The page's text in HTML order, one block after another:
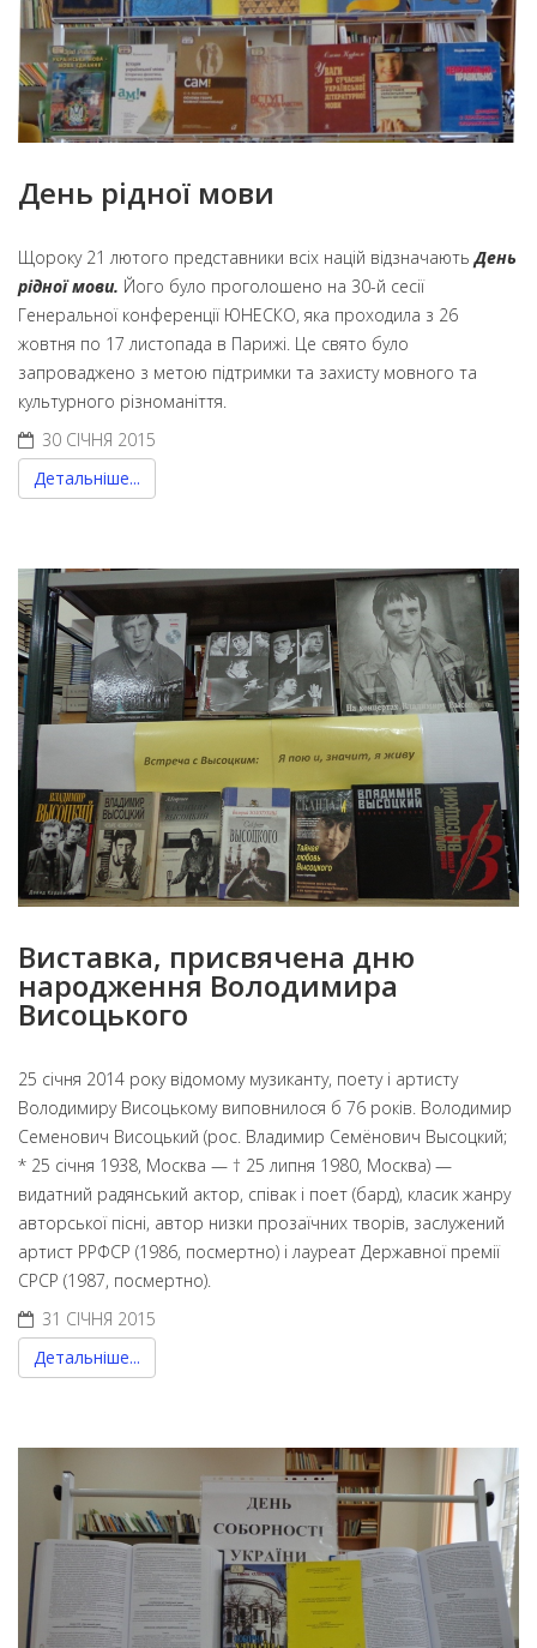
День рідної мови
Щороку 21 лютого представники всіх націй відзначаютьДень
рідної мови. Його було проголошено на 30-й сесії
Генеральної конференції ЮНЕСКО, яка проходила з 26
жовтня по 17 листопада в Парижі. Це свято було
запроваджено з метою підтримки та захисту мовного та
культурного різноманіття.
30 СІЧНЯ 2015
Детальніше...
Виставка, присвячена дню
народження Володимира
Висоцького
25 січня 2014 року відомому музиканту, поету і артисту
Володимиру Висоцькому виповнилося б 76 років. Володимир
Семенович Висоцький (рос. Владимир Семёнович Высоцкий;
* 25 січня 1938, Москва — † 25 липня 1980, Москва) —
видатний радянський актор, співак і поет (бард), класик жанру
авторської пісні, автор низки прозаїчних творів, заслужений
артист РРФСР (1986, посмертно) і лауреат Державної премії
СРСР (1987, посмертно).
31 СІЧНЯ 2015
Детальніше...